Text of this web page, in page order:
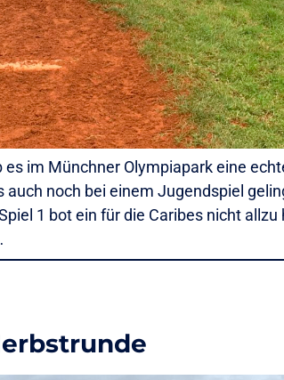
im Münchner Olympiapark eine
auch noch bei einem Jugendspiel
1 bot ein für die Caribes nicht